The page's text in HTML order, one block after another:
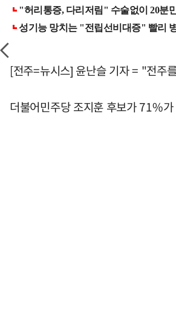
[전주=뉴시스] 윤난슬 기자 = "전주
더불어민주당 조지훈 후보가 71%